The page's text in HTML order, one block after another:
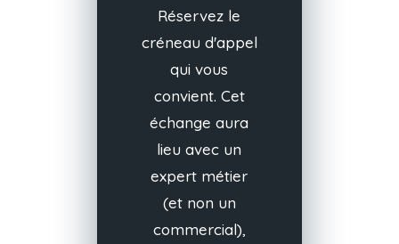
Réservez le
créneau d'appel
qui vous
convient. Cet
échange aura
lieu avec un
expert métier
(et non un
commercial),